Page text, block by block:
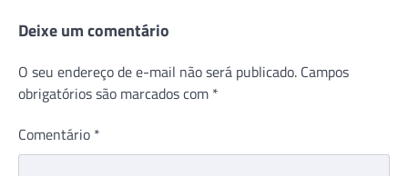
Deixe um comentário
O seu endereço de e-mail não será publicado. Campos
obrigatórios são marcados com *
Comentário *